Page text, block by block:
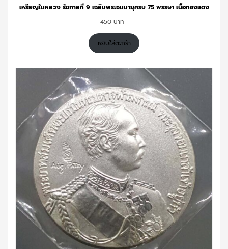
เหรียญในหลวง รัชกาลที่ 9 เฉลิมพระชนมายุครบ 75 พรรษา เนื้อทองแดง
450
หยิบใส่ตะกร้า